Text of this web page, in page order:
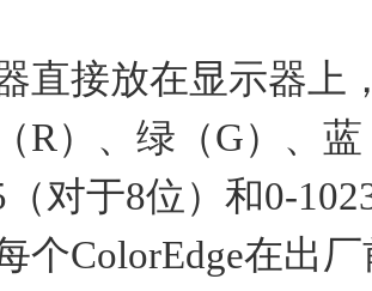
直接放在显示器上
R）、绿（G）、
（对于8位）和0-
个ColorEdge在出